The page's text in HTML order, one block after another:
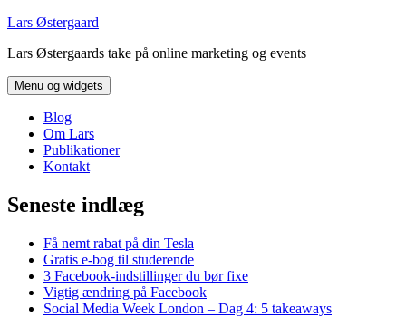
Hop
indhold
Lars Østergaard
Lars Østergaards take på online marketing og events
Menu og widgets
Blog
Om Lars
Publikationer
Kontakt
Seneste indlæg
Få nemt rabat på din Tesla
Gratis e-bog til studerende
3 Facebook-indstillinger du bør fixe
Vigtig ændring på Facebook
Social Media Week London – Dag 4: 5 takeaways